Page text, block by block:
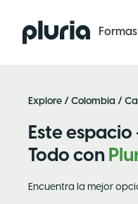
Logo Pluria
Explore / Colombia /
Este espacio
Todo con
Encuentra la mejor